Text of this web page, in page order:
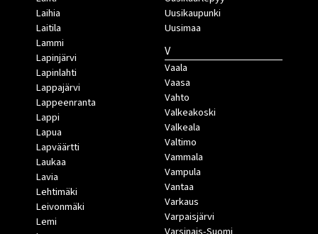
Laihia
Laitila
Lammi
Lapinjärvi
Lapinlahti
Lappajärvi
Lappeenranta
Lappi
Lapua
Lapväärtti
Laukaa
Lavia
Lehtimäki
Leivonmäki
Lemi
Uusikaupunki
Uusimaa
V
Vaala
Vaasa
Vahto
Valkeakoski
Valkeala
Valtimo
Vammala
Vampula
Vantaa
Varkaus
Varpaisjärvi